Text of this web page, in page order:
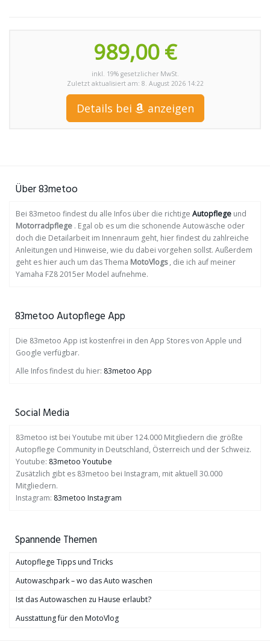
989,00 €
inkl. 19% gesetzlicher MwSt.
Zuletzt aktualisiert am: 8. August 2026 14:22
Details bei anzeigen
Über 83metoo
Bei 83metoo findest du alle Infos über die richtige Autopflege und
Motorradpflege . Egal ob es um die schonende Autowäsche oder
doch die Detailarbeit im Innenraum geht, hier findest du zahlreiche
Anleitungen und Hinweise, wie du dabei vorgehen sollst. Außerdem
geht es hier auch um das Thema MotoVlogs, die ich auf meiner
Yamaha FZ8 2015er Model aufnehme.
83metoo Autopflege App
Die 83metoo App ist kostenfrei in den App Stores von Apple und
Google verfügbar.
Alle Infos findest du hier: 83metoo App
Social Media
83metoo ist bei Youtube mit über 124.000 Mitgliedern die größte
Autopflege Community in Deutschland, Österreich und der Schweiz.
Youtube: 83metoo Youtube
Zusätzlich gibt es 83metoo bei Instagram, mit aktuell 30.000
Mitgliedern.
Instagram: 83metoo Instagram
Spannende Themen
Autopflege Tipps und Tricks
Autowaschpark – wo das Auto waschen
Ist das Autowaschen zu Hause erlaubt?
Ausstattung für den MotoVlog